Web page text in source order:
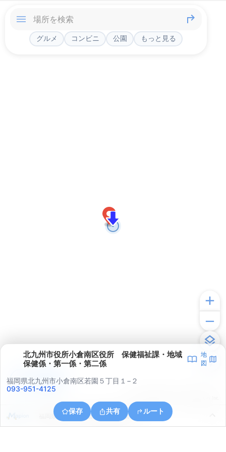
グルメ コンビニ 公園 もっと見る
北九州市役所小倉南区役所 保健福祉課・地域
保健係・第一係・第二係
地
図
福岡県北九州市小倉南区若園５丁目１−２
093-951-4125
保存 共有 ルート
福岡県北九州市小倉南区蜷田若園３丁目１０
アプリで見る